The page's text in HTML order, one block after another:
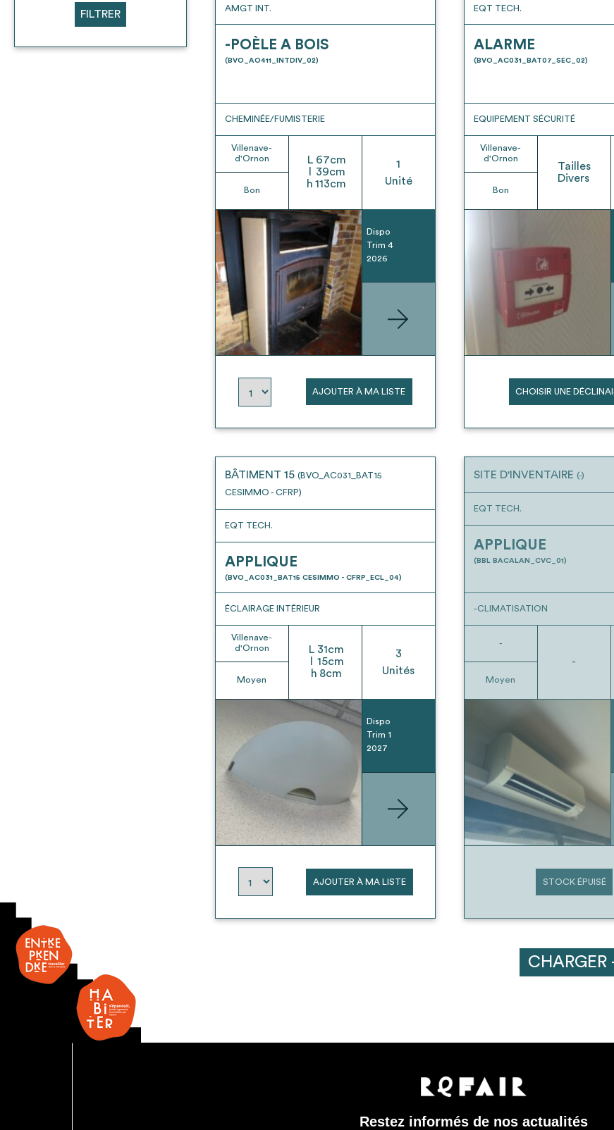
FILTRER
AMGT INT.
-POÈLE A BOIS
(BVO_AO411_INTDIV_02)
CHEMINÉE/FUMISTERIE
Villenave-
d'Ornon
Bon
L 67cm
39cm
h 113cm
1
Unité
Dispo
Trim 4
2026
AJOUTER À MA LISTE
EQT TECH.
ALARME
(BVO_AC031_BAT07_SEC_02)
EQUIPEMENT SÉCURITÉ
Villenave-
d'Ornon
Bon
Tailles
Divers
CHOISIR UNE
BÂTIMENT 15 (BVO_AC031_BAT15
CESIMMO - CFRP)
EQT TECH.
APPLIQUE
(BVO_AC031_BAT15 CESIMMO - CFRP_ECL_04)
ÉCLAIRAGE INTÉRIEUR
Villenave-
d'Ornon
Moyen
L 31cm
15cm
h 8cm
3
Unités
Dispo
Trim 1
2027
AJOUTER À MA LISTE
SITE D'INVENTAIRE (-)
EQT TECH.
APPLIQUE
(BBL BACALAN_CVC_01)
-CLIMATISATION
-
Moyen
-
STOCK ÉPUISÉ
CHARGER
Restez informés de nos actualités